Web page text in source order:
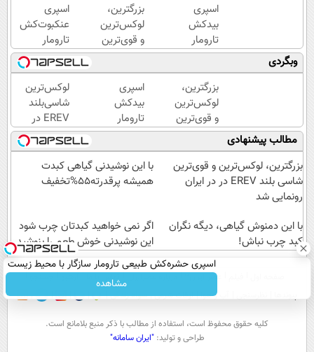
اسپری
بیدکش
تارومار
با
اثرفوری
،
محافظ
لباس
در
مقابل
بید
بزرگترین،
لوکس‌ترین
و قوی‌ترین
شاسی بلند
EREV در
در ایران
رونمایی
شد
اسپری
عنکبوت‌‌کش
تارومار
ازبین‌برنده
انواع
عنکبوت
وبگردی
بزرگترین،
لوکس‌ترین
و قوی‌ترین
شاسی بلند
EREV در
در ایران
رونمایی
اسپری
بیدکش
تارومار
با
اثرفوری
،
محافظ
مقابل
بید
لوکس‌ترین
شاسی‌بلند
EREV در
ایران،
توسط نیکا
موتور
رونمایی
مطالب پیشنهادی
بزرگترین، لوکس‌ترین و قوی‌ترین
شاسی بلند EREV در در ایران
رونمایی شد
با این نوشیدنی گیاهی کبدت
همیشه پرقدرته55%تخفیف
با این دمنوش گیاهی، دیگه نگران
کبد چرب نباش!
اگر نمی خواهید کبدتان چرب شود
این نوشیدنی خوش طعم را بنوشید
اسپری حشره‌کش طبیعی تارومار سازگار با محیط زیست
و با محافظت طبیعی
مشاهده عصر ایران۲ تماس با ما
آب و هوا اوقات شرعی سواد زندگی
كليه حقوق محفوظ است، استفاده از مطالب با ذكر منبع بلامانع است.
طراحی و تولید:"ایران سامانه"